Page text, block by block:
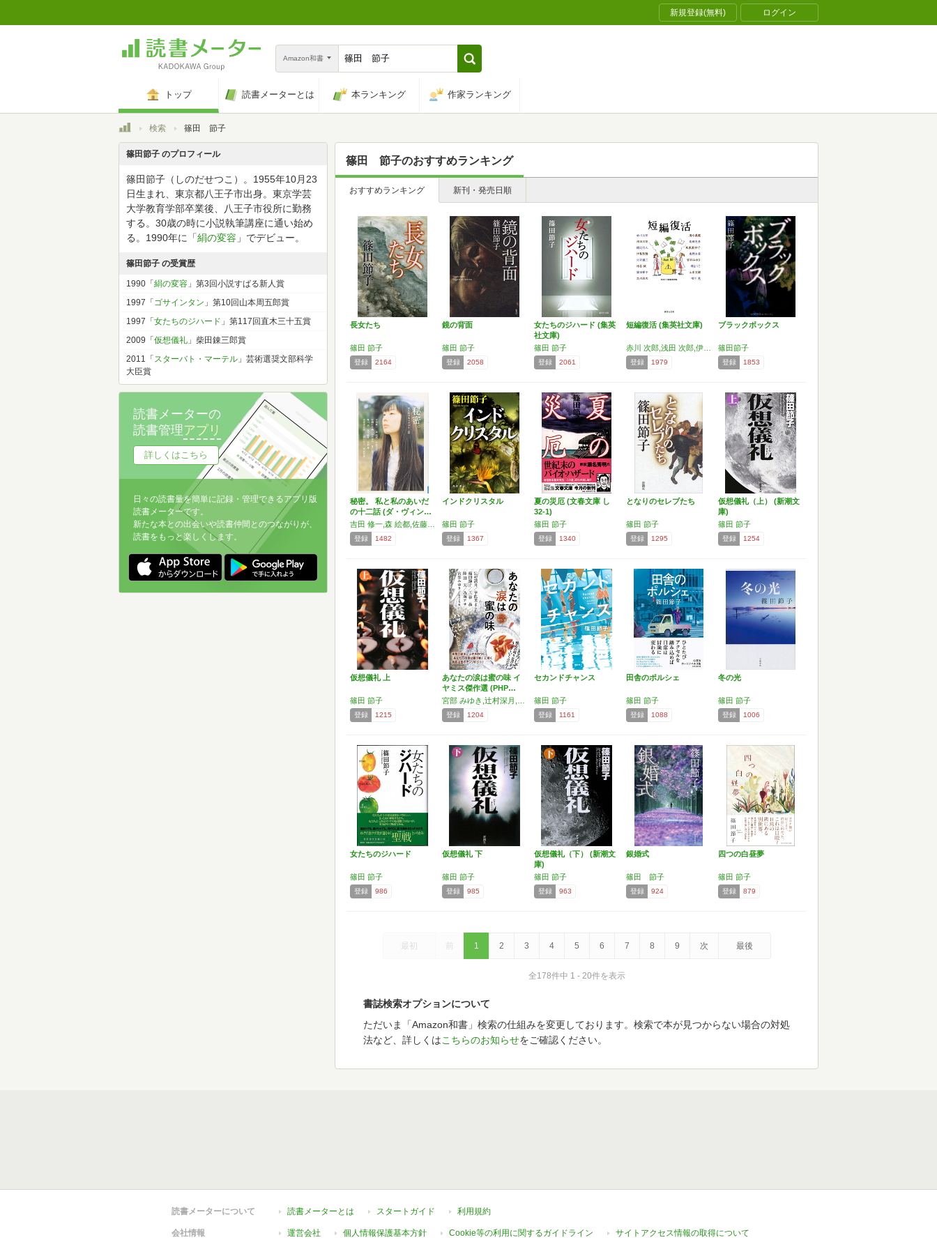
新規登録(無料) ログイン
Amazon和書
トップ 読書メーターとは 本ランキング 作家ランキング
トップ検索 篠田 節子
篠田 節子のおすすめランキング
おすすめランキング 新刊・発売日順
長女たち
篠田 節子
登録 2164
鏡の背面
篠田 節子
登録 2058
女たちのジハード (集英
社文庫)
篠田 節子
登録 2061
短編復活 (集英社文庫)
登録 1979
ブラックボックス
篠田節子
登録 1853
秘密。 私と私のあいだ
の十二話 (ダ・ヴィン…
登録 1482
インドクリスタル
篠田 節子
登録 1367
夏の災厄 (文春文庫 し
32-1)
篠田 節子
登録 1340
となりのセレブたち
篠田 節子
登録 1295
仮想儀礼（上） (新潮文
庫)
篠田 節子
登録 1254
仮想儀礼 上
篠田 節子
登録 1215
あなたの涙は蜜の味 イ
ヤミス傑作選 (PHP…
登録 1204
セカンドチャンス
篠田 節子
登録 1161
田舎のポルシェ
篠田 節子
登録 1088
冬の光
篠田 節子
登録 1006
女たちのジハード
篠田 節子
登録 986
仮想儀礼 下
篠田 節子
登録 985
仮想儀礼（下） (新潮文
庫)
篠田 節子
登録 963
銀婚式
篠田 節子
登録 924
四つの白昼夢
篠田 節子
登録 879
最初 前 1 2 3 4 5 6 7 8 9 次 最後
全178件中 1 - 20件を表示
書誌検索オプションについて
ただいま「Amazon和書」検索の仕組みを変更しております。検索で本が見つからない場合の対処
法など、詳しくはこちらのお知らせをご確認ください。
篠田節子 のプロフィール
篠田節子（しのだせつこ）。1955年10月23
日生まれ、東京都八王子市出身。東京学芸
大学教育学部卒業後、八王子市役所に勤務
する。30歳の時に小説執筆講座に通い始め
る。1990年に「絹の変容 」でデビュー。
篠田節子 の受賞歴
1990「 絹の変容 」第3回小説すばる新人賞
1997「 ゴサインタン 」第10回山本周五郎賞
1997「 女たちのジハード 」第117回直木三十五賞
2009「 仮想儀礼 」柴田錬三郎賞
2011「 スターバト・マーテル 」芸術選奨文部科学
大臣賞
読書メーターの
読書管理アプリ
詳しくはこちら
日々の読書量を簡単に記録・管理できるアプリ版
読書メーターです。
新たな本との出会いや読書仲間とのつながりが、
読書をもっと楽しくします。
読書メーターについて 読書メーターとは スタートガイド 利用規約
会社情報 運営会社 個人情報保護基本方針 Cookie等の利用に関するガイドライン サイトアクセス情報の取得について